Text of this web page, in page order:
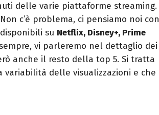
delle varie piattaforme streaming.
c’è problema, ci pensiamo noi con
su Netflix, Disney+, Prime
vi parleremo nel dettaglio dei
anche il resto della top 5. Si tratta
delle visualizzazioni e che